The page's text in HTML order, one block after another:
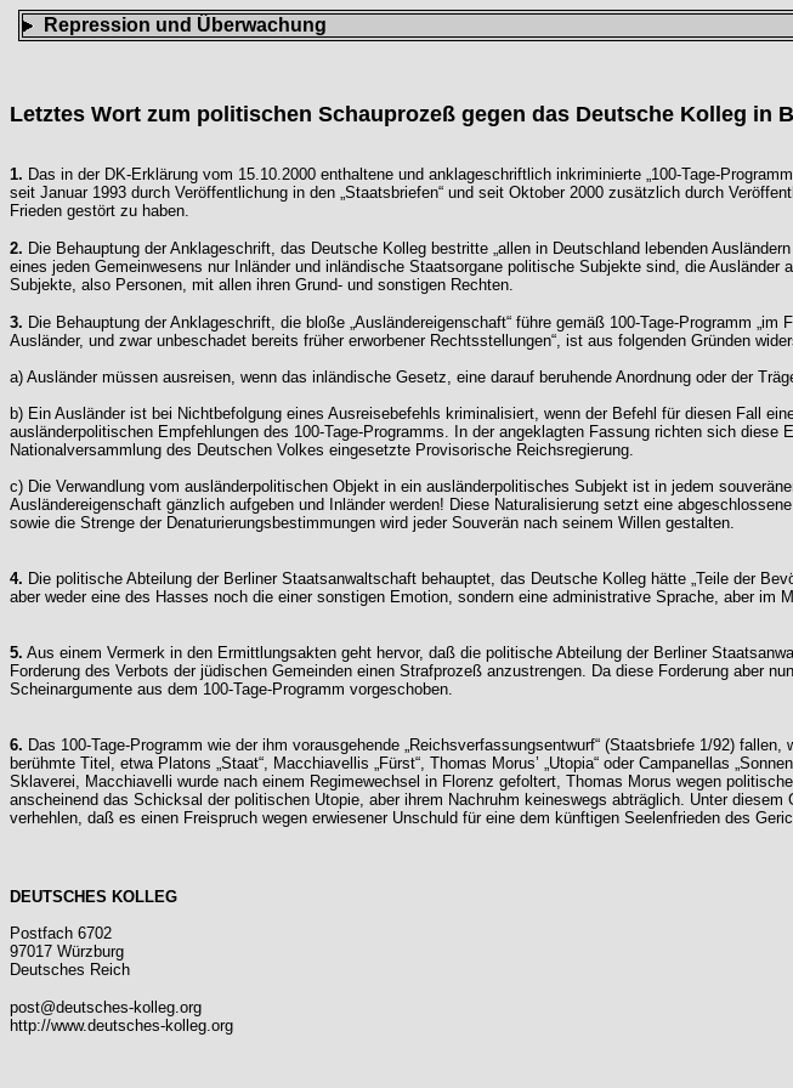
Repression und Überwachung
Letztes Wort zum politischen Schauprozeß gegen das Deutsche Kolleg in
1. Das in der DK-Erklärung vom 15.10.2000 enthaltene und anklageschriftlich inkriminierte „100-Tage-
seit Januar 1993 durch Veröffentlichung in den „Staatsbriefen“ und seit Oktober 2000 zusätzlich durch
Frieden gestört zu haben.
2. Die Behauptung der Anklageschrift, das Deutsche Kolleg bestritte „allen in Deutschland lebenden
eines jeden Gemeinwesens nur Inländer und inländische Staatsorgane politische Subjekte sind, die
Subjekte, also Personen, mit allen ihren Grund- und sonstigen Rechten.
3. Die Behauptung der Anklageschrift, die bloße „Ausländereigenschaft“ führe gemäß 100-Tage-Programm
Ausländer, und zwar unbeschadet bereits früher erworbener Rechtsstellungen“, ist aus folgenden Gründen
a) Ausländer müssen ausreisen, wenn das inländische Gesetz, eine darauf beruhende Anordnung oder der
b) Ein Ausländer ist bei Nichtbefolgung eines Ausreisebefehls kriminalisiert, wenn der Befehl für diesen Fall
ausländerpolitischen Empfehlungen des 100-Tage-Programms. In der angeklagten Fassung richten sich
Nationalversammlung des Deutschen Volkes eingesetzte Provisorische Reichsregierung.
c) Die Verwandlung vom ausländerpolitischen Objekt in ein ausländerpolitisches Subjekt ist in jedem
Ausländereigenschaft gänzlich aufgeben und Inländer werden! Diese Naturalisierung setzt eine
sowie die Strenge der Denaturierungsbestimmungen wird jeder Souverän nach seinem Willen gestalten.
4. Die politische Abteilung der Berliner Staatsanwaltschaft behauptet, das Deutsche Kolleg hätte „Teile der
aber weder eine des Hasses noch die einer sonstigen Emotion, sondern eine administrative Sprache, aber im
5. Aus einem Vermerk in den Ermittlungsakten geht hervor, daß die politische Abteilung der Berliner
Forderung des Verbots der jüdischen Gemeinden einen Strafprozeß anzustrengen. Da diese Forderung aber
Scheinargumente aus dem 100-Tage-Programm vorgeschoben.
6. Das 100-Tage-Programm wie der ihm vorausgehende „Reichsverfassungsentwurf“ (Staatsbriefe 1/92)
berühmte Titel, etwa Platons „Staat“, Macchiavellis „Fürst“, Thomas Morus’ „Utopia“ oder Campanellas
Sklaverei, Macchiavelli wurde nach einem Regimewechsel in Florenz gefoltert, Thomas Morus wegen
anscheinend das Schicksal der politischen Utopie, aber ihrem Nachruhm keineswegs abträglich. Unter
verhehlen, daß es einen Freispruch wegen erwiesener Unschuld für eine dem künftigen Seelenfrieden des
DEUTSCHES KOLLEG
Postfach 6702
97017 Würzburg
Deutsches Reich
post@deutsches-kolleg.org
http://www.deutsches-kolleg.org